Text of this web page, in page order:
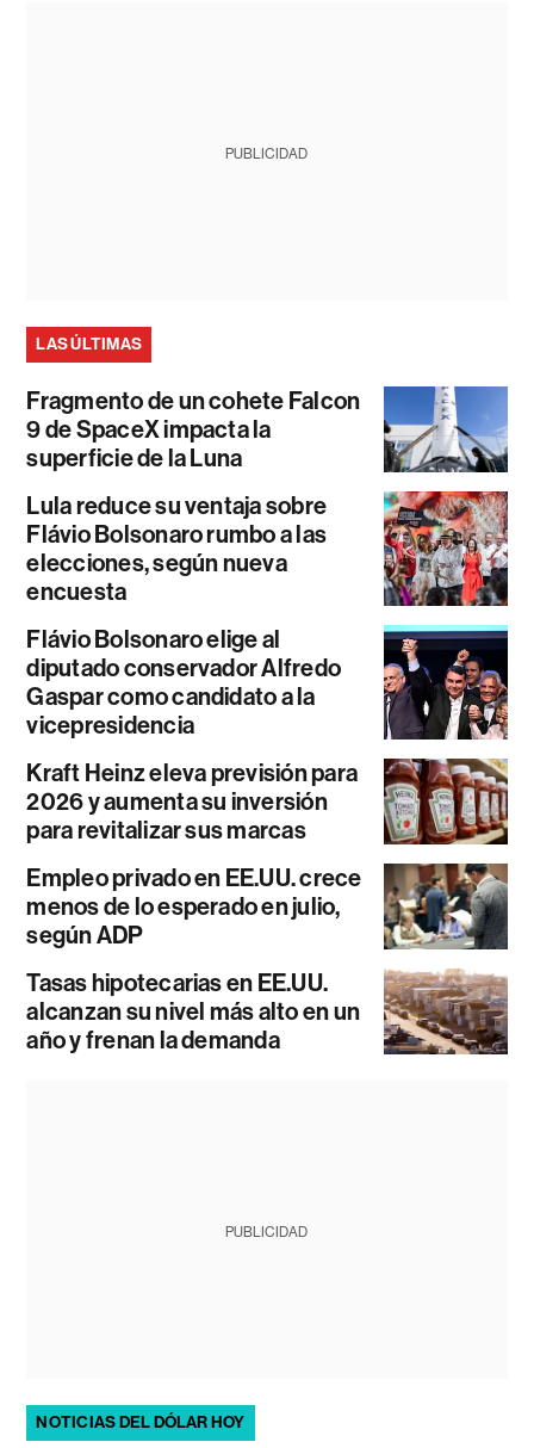
PUBLICIDAD
LAS ÚLTIMAS
Fragmento de un cohete Falcon
9 de SpaceX impacta la
superficie de la Luna
Lula reduce su ventaja sobre
Flávio Bolsonaro rumbo a las
elecciones, según nueva
encuesta
Flávio Bolsonaro elige al
diputado conservador Alfredo
Gaspar como candidato a la
vicepresidencia
Kraft Heinz eleva previsión para
2026 y aumenta su inversión
para revitalizar sus marcas
Empleo privado en EE.UU. crece
menos de lo esperado en julio,
según ADP
Tasas hipotecarias en EE.UU.
alcanzan su nivel más alto en un
año y frenan la demanda
PUBLICIDAD
NOTICIAS DEL DÓLAR HOY